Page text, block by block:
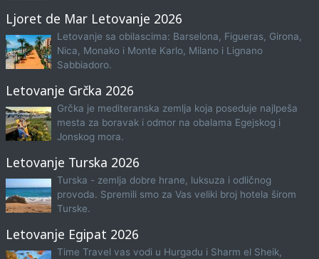
Ljoret de Mar Letovanje 2026
Letovanje sa obilascima: Barselona, Figueras, Girona,
Nica, Monako i Monte Karlo, Milano i Lignano
Sabbiadoro.
Letovanje Grčka 2026
Grčka je mediteranska zemlja koja poseduje najlpeša
mesta za boravak i odmor na obalama Egejskog i
Jonskog mora.
Letovanje Turska 2026
Turska - zemlja dobre hrane, luksuza i odličnog
provoda. Spremili smo za Vas veliki broj hotela širom
Turske.
Letovanje Egipat 2026
Time Travel vas vodi u Hurgadu i Sharm el Sheik,